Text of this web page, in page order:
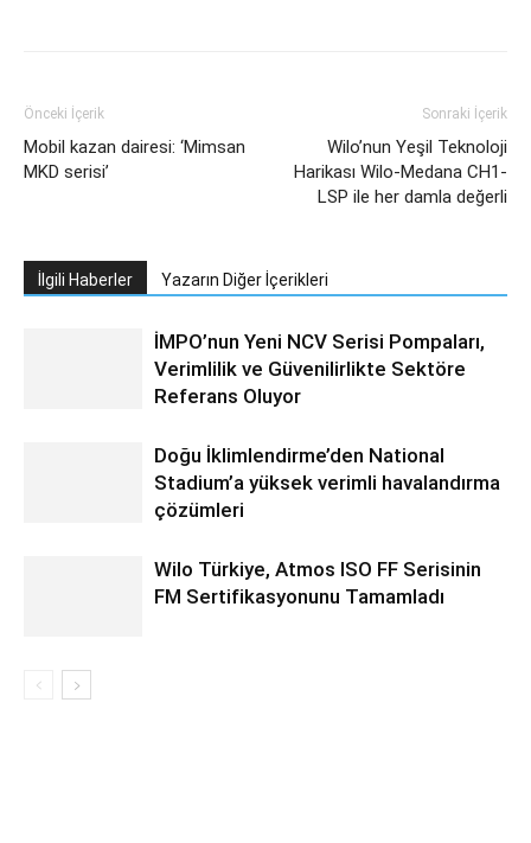
Önceki İçerik
Mobil kazan dairesi: ‘Mimsan
MKD serisi’
Sonraki İçerik
Wilo’nun Yeşil Teknoloji
Harikası Wilo-Medana CH1-
LSP ile her damla değerli
İlgili Haberler Yazarın Diğer İçerikleri
İMPO’nun Yeni NCV Serisi Pompaları,
Verimlilik ve Güvenilirlikte Sektöre
Referans Oluyor
Doğu İklimlendirme’den National
Stadium’a yüksek verimli havalandırma
çözümleri
Wilo Türkiye, Atmos ISO FF Serisinin
FM Sertifikasyonunu Tamamladı